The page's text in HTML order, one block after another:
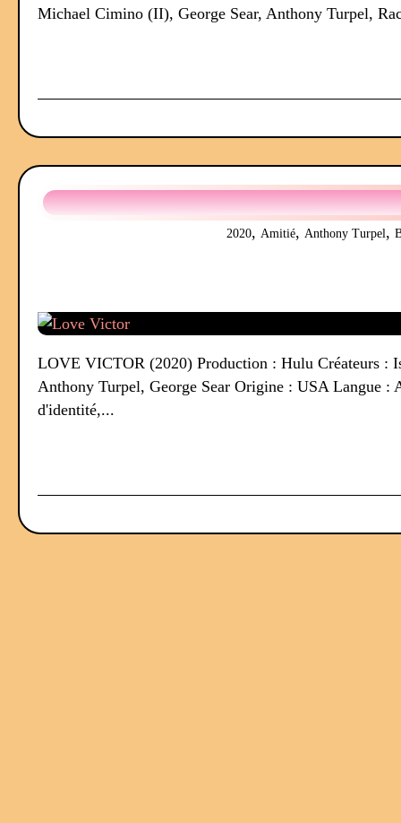
Michael Cimino (II), George Sear, Anthony Turpel,
2020, Amitié, Anthony Turpel,
LOVE VICTOR (2020) Production : Hulu Créateurs :
Anthony Turpel, George Sear Origine : USA Langue :
d'identité,...